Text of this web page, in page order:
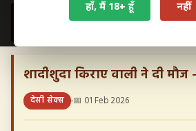
हाँ, मैं 18+ हूँ नहीं
देसी सेक्स › शादीशुदा किराए वाली
शादीशुदा किराए वाली ने दी मौज
देसी सेक्स 📅 01 Feb 2026